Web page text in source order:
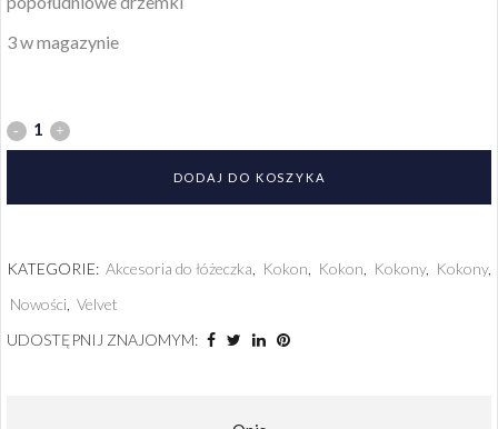
3 w magazynie
DODAJ DO KOSZYKA
KATEGORIE: Akcesoria do łóżeczka, Kokon, Kokon, Kokony, Kokony,
Nowości, Velvet
UDOSTĘPNIJ ZNAJOMYM: